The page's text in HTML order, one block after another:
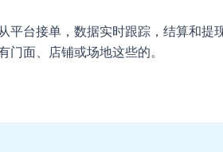
平台接单，数据实时跟踪，结算和
门面、店铺或场地这些的。